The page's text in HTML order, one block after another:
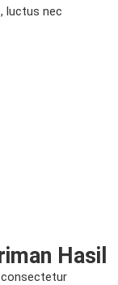
luctus nec
Hasil